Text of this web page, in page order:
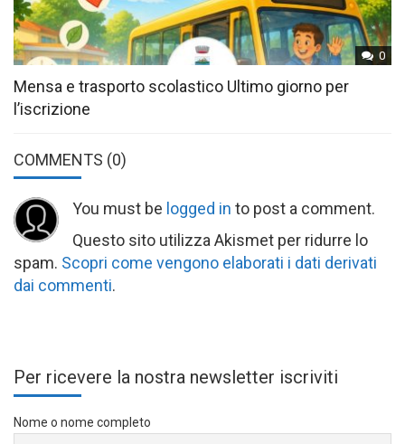
0
Mensa e trasporto scolastico Ultimo giorno per
l’iscrizione
COMMENTS (0)
You must be logged in to post a comment.
Questo sito utilizza Akismet per ridurre lo
spam. Scopri come vengono elaborati i dati derivati
dai commenti.
Per ricevere la nostra newsletter iscriviti
Nome o nome completo